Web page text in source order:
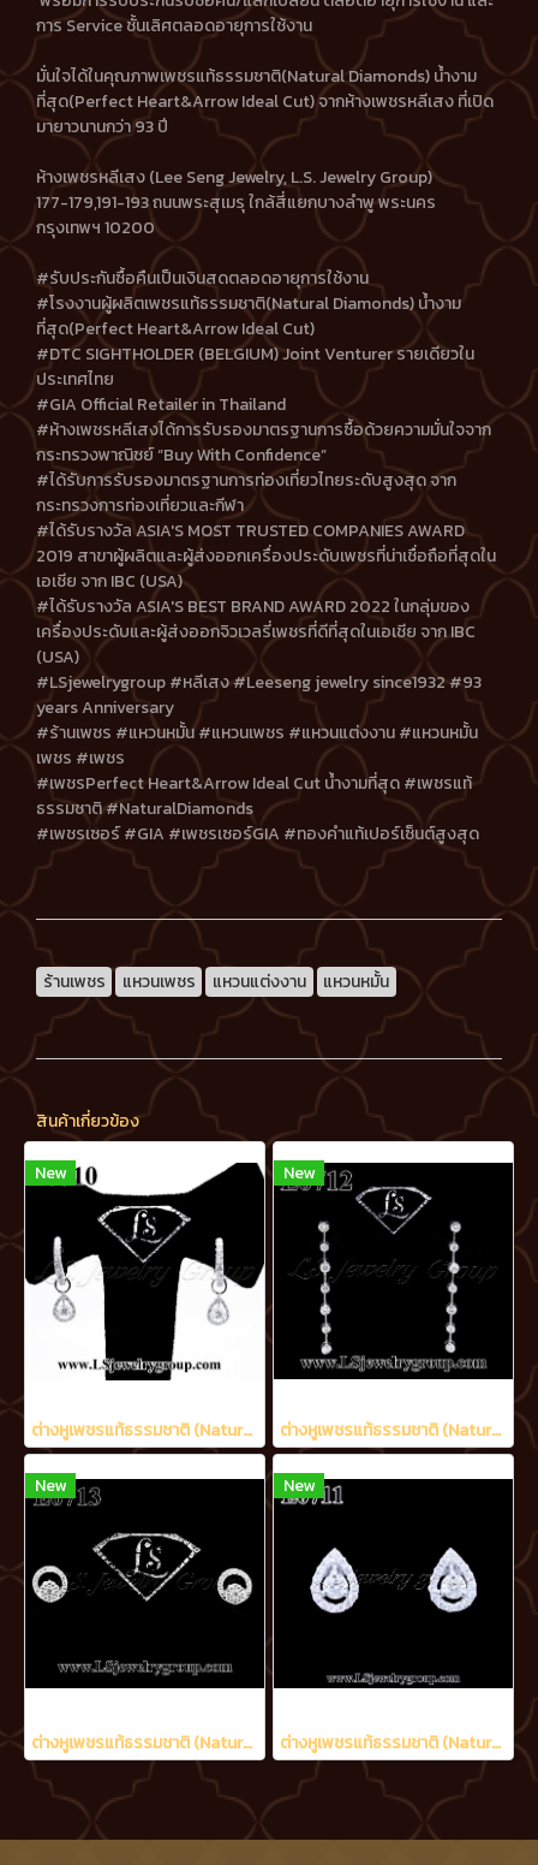
การ Service ชั้นเลิศตลอดอายุการใช้งาน
มั่นใจได้ในคุณภาพเพชรแท้ธรรมชาติ(Natural Diamonds) น้ำงาม
ที่สุด(Perfect Heart&Arrow Ideal Cut) จากห้างเพชรหลีเสง ที่เปิด
มายาวนานกว่า 93 ปี
ห้างเพชรหลีเสง (Lee Seng Jewelry, L.S. Jewelry Group)
177-179,191-193 ถนนพระสุเมรุ ใกล้สี่แยกบางลำพู พระนคร
กรุงเทพฯ 10200
#รับประกันซื้อคืนเป็นเงินสดตลอดอายุการใช้งาน
#โรงงานผู้ผลิตเพชรแท้ธรรมชาติ(Natural Diamonds) น้ำงาม
ที่สุด(Perfect Heart&Arrow Ideal Cut)
#DTC SIGHTHOLDER (BELGIUM) Joint Venturer รายเดียวใน
ประเทศไทย
#GIA Official Retailer in Thailand
#ห้างเพชรหลีเสงได้การรับรองมาตรฐานการซื้อด้วยความมั่นใจจาก
กระทรวงพาณิชย์ “Buy With Confidence”
#ได้รับการรับรองมาตรฐานการท่องเที่ยวไทยระดับสูงสุด จาก
กระทรวงการท่องเที่ยวและกีฬา
#ได้รับรางวัล ASIA'S MOST TRUSTED COMPANIES AWARD
2019 สาขาผู้ผลิตและผู้ส่งออกเครื่องประดับเพชรที่น่าเชื่อถือที่สุดใน
เอเชีย จาก IBC (USA)
#ได้รับรางวัล ASIA'S BEST BRAND AWARD 2022 ในกลุ่มของ
เครื่องประดับและผู้ส่งออกจิวเวลรี่เพชรที่ดีที่สุดในเอเชีย จาก IBC
(USA)
#LSjewelrygroup #หลีเสง #Leeseng jewelry since1932 #93
years Anniversary
#ร้านเพชร #แหวนหมั้น #แหวนเพชร #แหวนแต่งงาน #แหวนหมั้น
เพชร #เพชร
#เพชรPerfect Heart&Arrow Ideal Cut น้ำงามที่สุด #เพชรแท้
ธรรมชาติ #NaturalDiamonds
#เพชรเซอร์ #GIA #เพชรเซอร์GIA #ทองคำแท้เปอร์เซ็นต์สูงสุด
ร้านเพชร แหวนเพชร แหวนแต่งงาน แหวนหมั้น
สินค้าเกี่ยวข้อง
New
ต่างหูเพชรแท้ธรรมชาติ (Natural Diamonds) 0.90 Ct.
New
ต่างหูเพชรแท้ธรรมชาติ (Natural Diamonds) 1.20 Ct.
New
ต่างหูเพชรแท้ธรรมชาติ (Natural Diamonds) 0.48 Ct.
New
ต่างหูเพชรแท้ธรรมชาติ (Natural Diamonds) 0.60 Ct.